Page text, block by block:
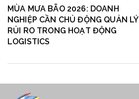
MÙA MƯA BÃO 2026: DOANH
NGHIỆP CẦN CHỦ ĐỘNG QUẢN LÝ
RỦI RO TRONG HOẠT ĐỘNG
LOGISTICS